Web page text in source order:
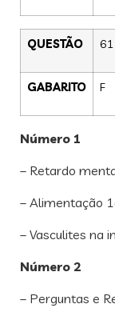
QUESTÃO 61
GABARITO F
Número 1
– Retardo
– Alimentação
– Vasculites na
Número 2
– Perguntas e